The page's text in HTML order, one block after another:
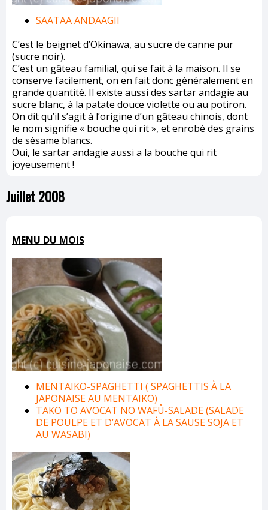
SAATAA ANDAAGII
C’est le beignet d’Okinawa, au sucre de canne pur
(sucre noir).
C’est un gâteau familial, qui se fait à la maison. Il se
conserve facilement, on en fait donc généralement en
grande quantité. Il existe aussi des sartar andagie au
sucre blanc, à la patate douce violette ou au potiron.
On dit qu’il s’agit à l’origine d’un gâteau chinois, dont
le nom signifie « bouche qui rit », et enrobé des grains
de sésame blancs.
Oui, le sartar andagie aussi a la bouche qui rit
joyeusement !
Juillet 2008
MENU DU MOIS
MENTAIKO-SPAGHETTI ( SPAGHETTIS À LA
JAPONAISE AU MENTAIKO)
TAKO TO AVOCAT NO WAFÛ-SALADE (SALADE
DE POULPE ET D’AVOCAT À LA SAUSE SOJA ET
AU WASABI)